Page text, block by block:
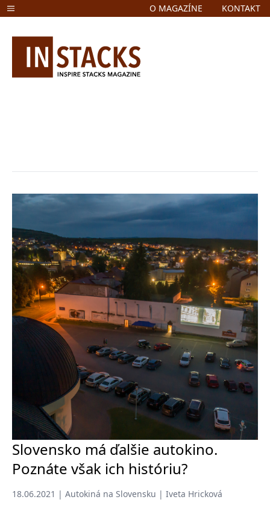
O MAGAZÍNE KONTAKT
Slovensko má ďalšie autokino.
Poznáte však ich históriu?
18.06.2021 | Autokiná na Slovensku | Iveta Hricková